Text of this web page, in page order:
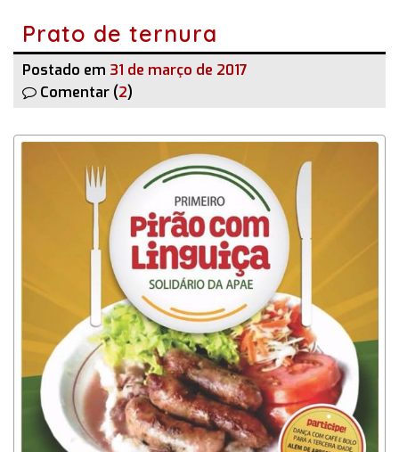
Prato de ternura
Postado em 31 de março de 2017
Comentar (2)